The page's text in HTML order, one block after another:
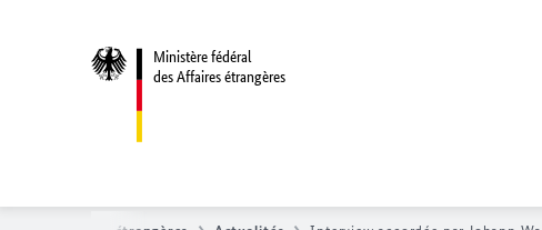
Ministère fédéral
des Affaires étrangères